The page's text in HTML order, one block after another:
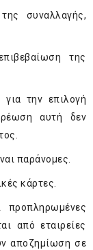
συναλλαγής,
της
την επιλογή
αυτή δεν
παράνομες.
κάρτες.
προπληρωμένες
από εταιρείες
αποζημίωση σε